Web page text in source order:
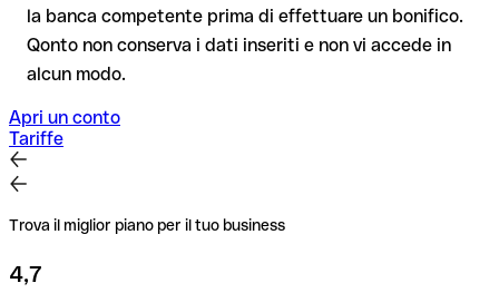
Consiglio: verifica ogni IBAN prima di un bonifico con il nostro
per importi elevati o nuovi rapporti commerciali.
la banca competente prima di effettuare un bonifico.
Qonto non conserva i dati inseriti e non vi accede in
alcun modo.
Apri un conto
Tariffe
Trova il miglior piano per il tuo business
4,7